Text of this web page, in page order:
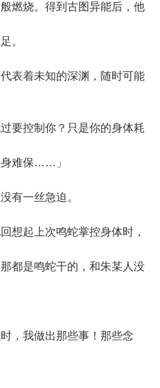
燃烧。得到古图异能后，他
。
着未知的深渊，随时可能
控制你？只是你的身体耗
身难保……」
一丝急迫。
起上次鸣蛇掌控身体时，
都是鸣蛇干的，和朱某人没
我做出那些事！那些念